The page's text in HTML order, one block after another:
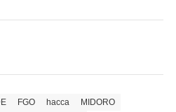
FGO hacca
MIDORO